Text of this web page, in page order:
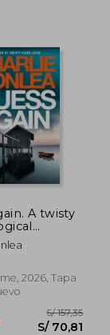
A twisty
novel from
Later
2026, Tapa